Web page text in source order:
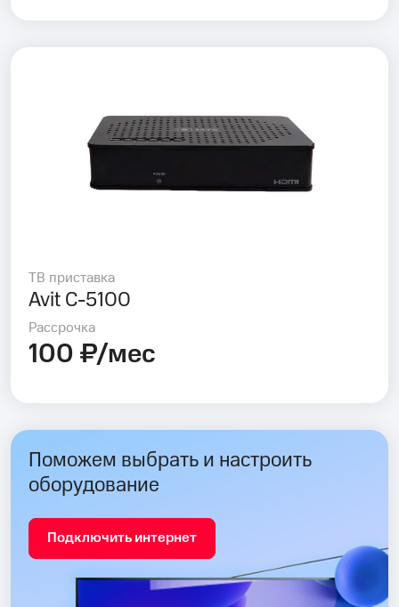
ТВ приставка
Avit C-5100
Рассрочка
100 ₽/мес
Поможем выбрать и настроить
оборудование
Подключить интернет